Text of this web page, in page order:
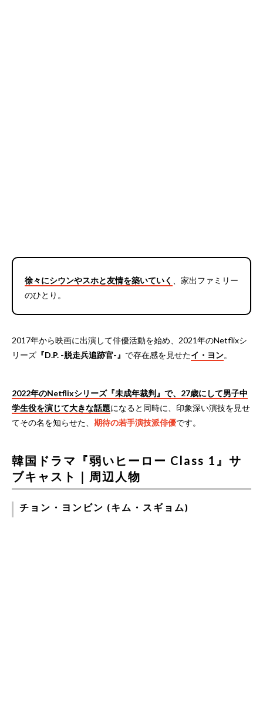
徐々にシウンやスホと友情を築いていく
、家出ファミリー
のひとり。
2017年から映画に出演して俳優活動を始め、2021年のNetflixシ
リーズ 『D.P. -脱走兵追跡官-』 で存在感を見せたイ・ヨン。
2022年のNetflixシリーズ『未成年裁判』で、27歳にして男子中
学生役を演じて大きな話題になると同時に、印象深い演技を見せ
てその名を知らせた、 期待の若手演技派俳優です。
韓国ドラマ『弱いヒーロー Class 1』サ
ブキャスト｜周辺人物
チョン・ヨンビン (キム・スギョム)